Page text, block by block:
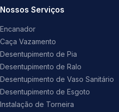
Nossos Serviços
Encanador
Caça Vazamento
Desentupimento de Pia
Desentupimento de Ralo
Desentupimento de Vaso Sanitário
Desentupimento de Esgoto
Instalação de Torneira